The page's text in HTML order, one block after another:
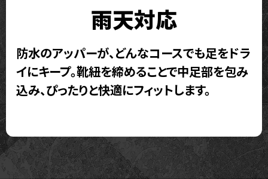
雨天対応
防水のアッパーが、どんなコースでも足をドラ
イにキープ。靴紐を締めることで中足部を包み
込み、ぴったりと快適にフィットします。